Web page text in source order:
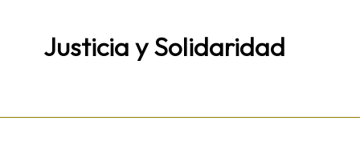
Justicia y Solidaridad